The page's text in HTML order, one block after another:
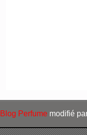
Blog Perfume modifié